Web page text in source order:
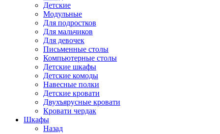
Детские
Модульные
Для подростков
Для мальчиков
Для девочек
Письменные столы
Компьютерные столы
Детские шкафы
Детские комоды
Навесные полки
Детские кровати
Двухъярусные кровати
Кровати чердак
Шкафы
Назад